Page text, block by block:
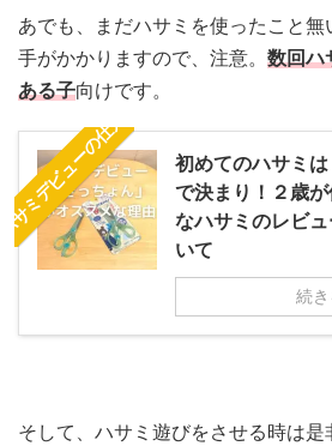
あでも、まだハサミを使ったこと
手がかかりますので、注意。 数回ハ
ある子向けです。
デビューの仕方
初めてのハサミは
で決まり！２歳
なハサミのレビ
いて
続
そして、ハサミ遊びをさせる時は是